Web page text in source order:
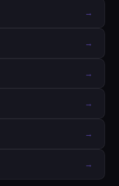
→
→
→
→
→
→